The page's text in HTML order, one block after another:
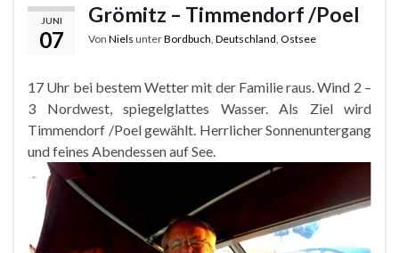
JUNI
07
Grömitz – Timmendorf /Poel
Von Niels unterBordbuch Deutschland Ostsee
17 Uhr bei bestem Wetter mit der Familie raus. Wind 2 –
3 Nordwest, spiegelglattes Wasser. Als Ziel wird
Timmendorf /Poel gewählt. Herrlicher Sonnenuntergang
und feines Abendessen auf See.